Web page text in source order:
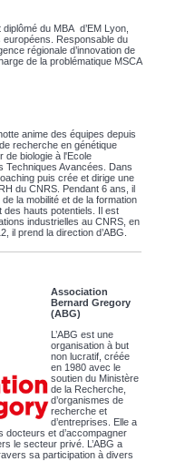
du MBA d’EM Lyon,
européens. Responsable du
régionale d’innovation de
de la problématique MSCA
anime des équipes depuis
recherche en génétique
de biologie à l'Ecole
Techniques Avancées. Dans
puis crée et dirige une
du CNRS. Pendant 6 ans, il
la mobilité et de la formation
des hauts potentiels. Il est
industrielles au CNRS, en
il prend la direction d’ABG.
Association
Bernard Gregory
(ABG)
L’ABG est une
organisation à but
non lucratif, créée
en 1980 avec le
soutien du Ministère
de la Recherche,
d’organismes de
recherche et
d’entreprises. Elle a
docteurs et d’accompagner
le secteur privé. L’ABG a
sa participation à divers